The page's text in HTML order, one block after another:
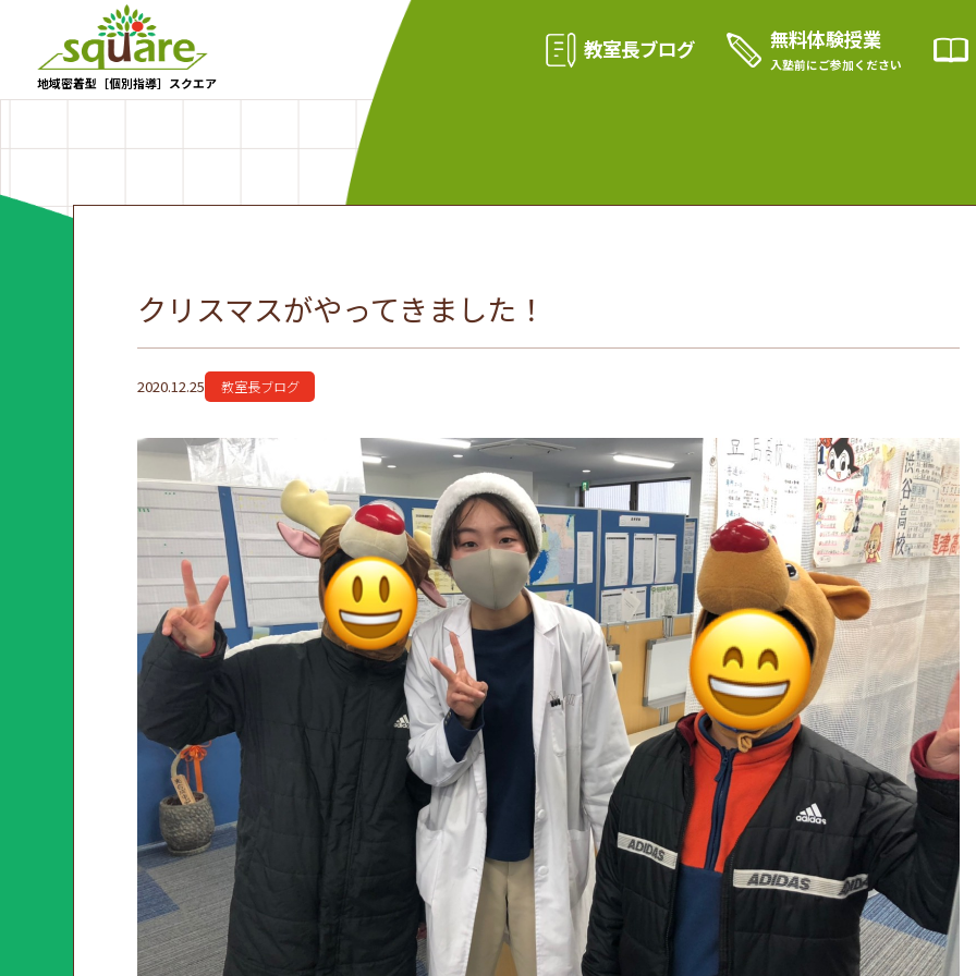
地域密着型［個別指導］スクエア
教室長ブログ 無料体験授業
入塾前にご参加ください
クリスマスがやってきました！
2020.12.25 教室長ブログ